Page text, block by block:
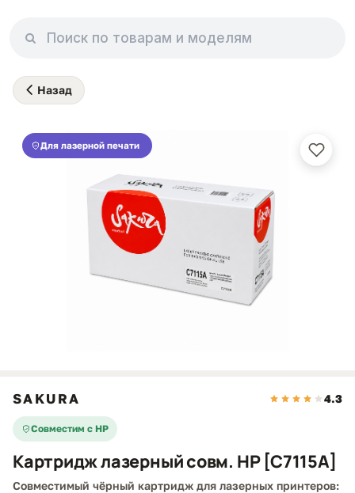
Назад
Для лазерной печати
SAKURA 4.3
Совместим с HP
Картридж лазерный совм. HP [C7115A]
Совместимый чёрный картридж для лазерных принтеров: